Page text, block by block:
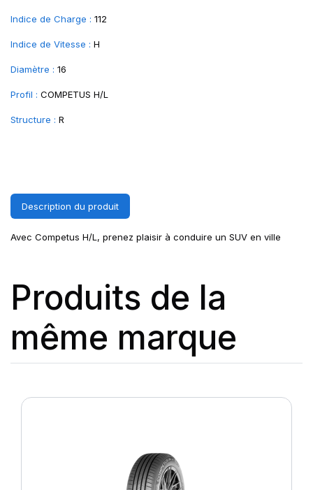
Indice de Charge : 112
Indice de Vitesse : H
Diamètre : 16
Profil : COMPETUS H/L
Structure : R
Description du produit
Avec Competus H/L, prenez plaisir à conduire un SUV en ville
Produits de la
même marque